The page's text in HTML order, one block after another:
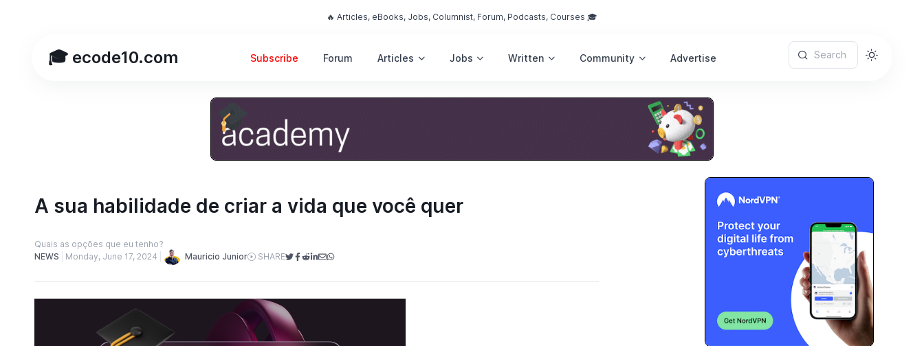
🔥 Articles, eBooks, Jobs, Columnist, Forum, Podcasts, Courses 🎓
🎓 ecode10.com Subscribe Forum Articles Jobs Written Community Advertise Search
A sua habilidade de criar a vida que você quer
Quais as opções que eu tenho?
NEWS
Monday, June 17, 2024 Mauricio Junior SHARE